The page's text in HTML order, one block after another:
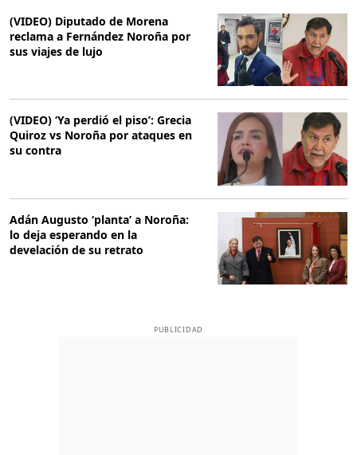
(VIDEO) Diputado de Morena
reclama a Fernández Noroña por
sus viajes de lujo
(VIDEO) ‘Ya perdió el piso’: Grecia
Quiroz vs Noroña por ataques en
su contra
Adán Augusto ‘planta’ a Noroña:
lo deja esperando en la
develación de su retrato
PUBLICIDAD